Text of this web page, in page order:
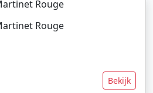
Rouge
Bekijk